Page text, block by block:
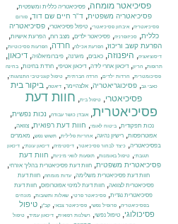
פסיכיאטר מומחה, פסיכיאטריה כללית ומשפטית,
פסיכיאטריה משפטית, ד"ר חיים שם דוד, פורום
פסיכיאטריה,איבחון פסיכיאטרי,טיפול פסיכיאטרי,פסיכיאטריה
כללית, סכיזופרניה, פסיכיאטר ילדים, מצב רוח, הפרעת אישיות,
הפרעת קשב וריכוז, הפרעת אכילה, חרדה, הפרעות פסיכוטיות,
דיסוציאציה, היפנוזה, כאבים, מיגרנה, פיברומיאלגיה, דיכאון,
תרופות,הריון,דיכאון אחרי לידה,דיכאון אטיפי,חרדת בחינות,בחינה
פסיכומטרית, חרדות ילדים, חרדה חברתית,טיפול קוגניטיבי התנהגותי,
כאבי גב,פסיכוגריאטריה,אלצהיימר,דיאטה,ביקור בית
פסיכיאטרי, טיפול בית, חוות דעת
פסיכיאטרית, אובדן כושר עבודה, נכות נפשית,
נכות תפקודית,ביטוח לאומי, חוות דעת רפואית,צוואה,
אפוטרופסות, רישיון נהיגה, אחריות פלילית, תשוש נפש, מאמרים
בפסיכיאטריה,כיצד לבחור פסיכיאטר,דיסטימיה,דיכאון עונתי,דיכאון
תגובתי,טיפול באומנות,תופעות לוואי מיניות, חוות דעת
פסיכיאטרית משפטית,חוות דעת פסיכיאטרית בהליך אזרחי,
חוות דעת פסיכיאטרית משלימה, עדות מומחה, חוות דעת
פסיכיאטרית לצוואה,חוות דעת למינוי אפוטרופוס,חוות דעת
פסיכיאטרית נגדית,פסיכיאטר פרטי,שאלות ותשובות,מונחים
בפסיכיאטריה,פרופיל נפשי,פסיכיאטר צבאי,קב"ן,טיפול
פסיכולוגי, טיפול נפשי, רשלנות רפואית, דיכאון עמיד, טיפול